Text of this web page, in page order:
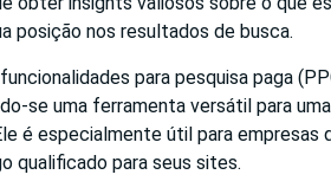
posição nos resultados de busca.
para pesquisa paga
se uma ferramenta versátil para
é especialmente útil para empresas
qualificado para seus sites.